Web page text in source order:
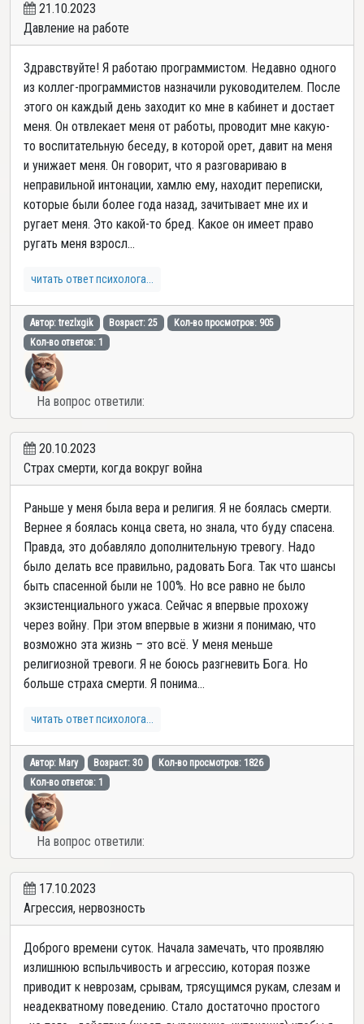
21.10.2023
Давление на работе
Здравствуйте! Я работаю программистом. Недавно одного
из коллег-программистов назначили руководителем. После
этого он каждый день заходит ко мне в кабинет и достает
меня. Он отвлекает меня от работы, проводит мне какую-
то воспитательную беседу, в которой орет, давит на меня
и унижает меня. Он говорит, что я разговариваю в
неправильной интонации, хамлю ему, находит переписки,
которые были более года назад, зачитывает мне их и
ругает меня. Это какой-то бред. Какое он имеет право
ругать меня взросл...
читать ответ психолога...
Автор: trezlxgik Возраст: 25
Кол-во просмотров: 905
Кол-во ответов: 1
На вопрос ответили:
20.10.2023
Страх смерти, когда вокруг война
Раньше у меня была вера и религия. Я не боялась смерти.
Вернее я боялась конца света, но знала, что буду спасена.
Правда, это добавляло дополнительную тревогу. Надо
было делать все правильно, радовать Бога. Так что шансы
быть спасенной были не 100%. Но все равно не было
экзистенциального ужаса. Сейчас я впервые прохожу
через войну. При этом впервые в жизни я понимаю, что
возможно эта жизнь – это всё. У меня меньше
религиозной тревоги. Я не боюсь разгневить Бога. Но
больше страха смерти. Я понима...
читать ответ психолога...
Автор: Mary Возраст: 30
Кол-во просмотров: 1826
Кол-во ответов: 1
На вопрос ответили:
17.10.2023
Агрессия, нервозность
Доброго времени суток. Начала замечать, что проявляю
излишнюю вспыльчивость и агрессию, которая позже
приводит к неврозам, срывам, трясущимся рукам, слезам и
неадекватному поведению. Стало достаточно простого